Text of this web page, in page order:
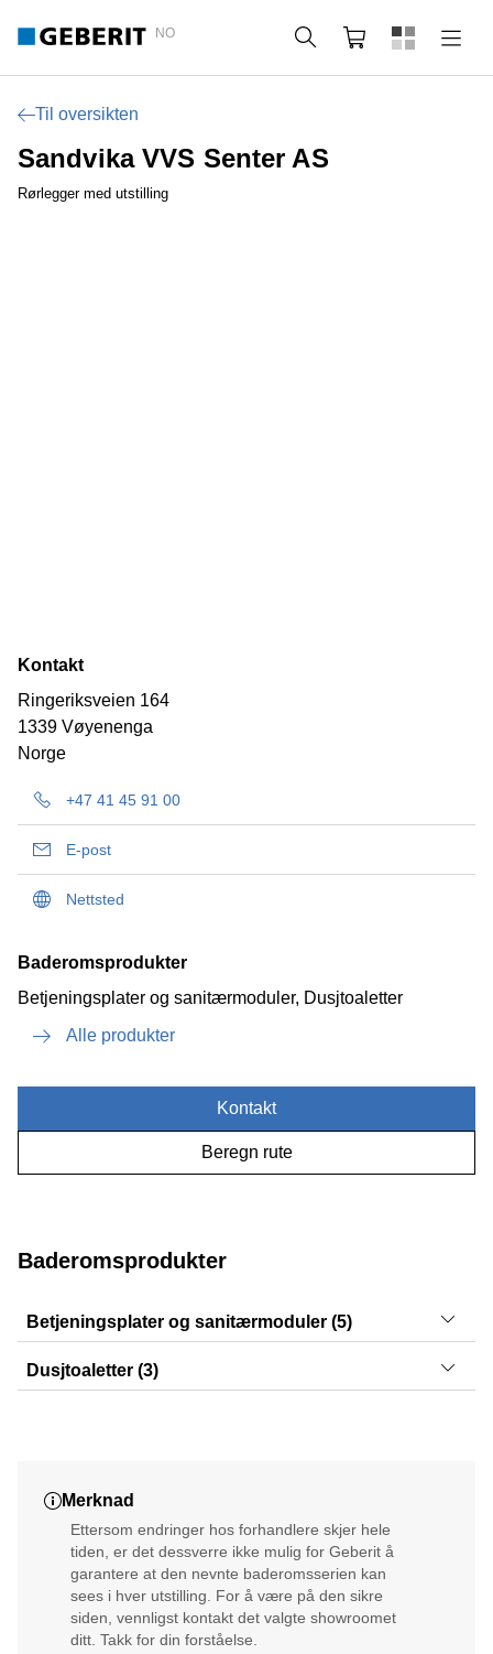
NO Søk Handlekurv
Til oversikten
Sandvika VVS Senter AS
Rørlegger med utstilling
Kontakt
Ringeriksveien 164
1339 Vøyenenga
Norge
+47 41 45 91 00
E-post
Nettsted
Baderomsprodukter
Betjeningsplater og sanitærmoduler, Dusjtoaletter
Alle produkter
Kontakt
Beregn rute
Baderomsprodukter
Betjeningsplater og sanitærmoduler (5)
Sigma50, Sigma21, Sigma10, Sigma30, Sigma01
Dusjtoaletter (3)
Merknad
Ettersom endringer hos forhandlere skjer hele
tiden, er det dessverre ikke mulig for Geberit å
garantere at den nevnte baderomsserien kan
sees i hver utstilling. For å være på den sikre
siden, vennligst kontakt det valgte showroomet
ditt. Takk for din forståelse.